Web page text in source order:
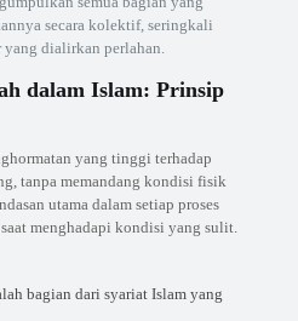
secara kolektif, seringkali
yang dialirkan perlahan.
dalam Islam: Prinsip
yang tinggi terhadap
tanpa memandang kondisi fisik
utama dalam setiap proses
menghadapi kondisi yang sulit.
bagian dari syariat Islam yang